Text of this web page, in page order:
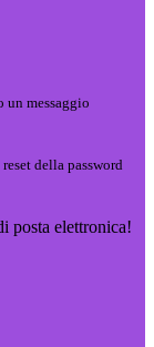
un messaggio
della password
posta elettronica!